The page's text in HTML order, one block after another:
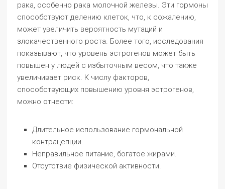
рака, особенно рака молочной железы. Эти гормоны
способствуют делению клеток, что, к сожалению,
может увеличить вероятность мутаций и
злокачественного роста. Более того, исследования
показывают, что уровень эстрогенов может быть
повышен у людей с избыточным весом, что также
увеличивает риск. К числу факторов,
способствующих повышению уровня эстрогенов,
можно отнести:
Длительное использование гормональной
контрацепции.
Неправильное питание, богатое жирами.
Отсутствие физической активности.